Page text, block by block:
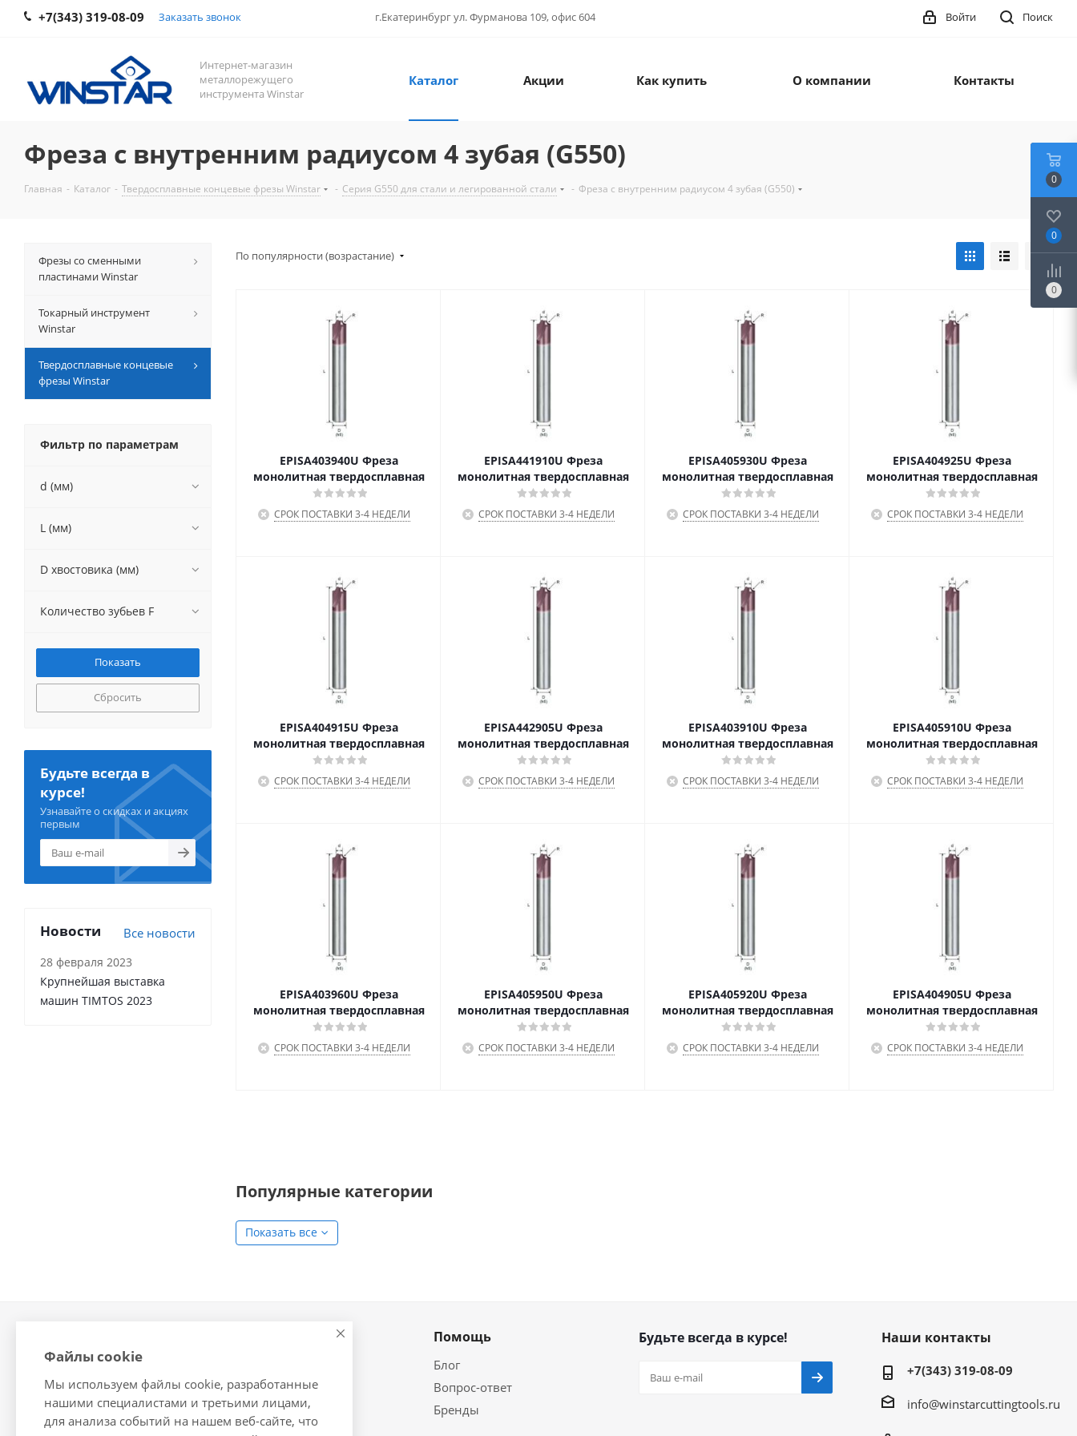
+7(343) 319-08-09 Заказать звонок г.Екатеринбург ул. Фурманова 109, офис 604 Поиск
Войти
Интернет-магазин
металлорежущего
инструмента Winstar
Каталог Акции Как купить О компании Контакты
Фреза с внутренним радиусом 4 зубая (G550)
Главная - Каталог - Твердосплавные концевые фрезы Winstar - Серия G550 для стали и легированной стали - Фреза с внутренним радиусом 4 зубая (G550)
По популярности (возрастание)
EPISA403940U Фреза
монолитная твердосплавная
СРОК ПОСТАВКИ 3-4 НЕДЕЛИ
EPISA441910U Фреза
монолитная твердосплавная
СРОК ПОСТАВКИ 3-4 НЕДЕЛИ
EPISA405930U Фреза
монолитная твердосплавная
СРОК ПОСТАВКИ 3-4 НЕДЕЛИ
EPISA404925U Фреза
монолитная твердосплавная
СРОК ПОСТАВКИ 3-4 НЕДЕЛИ
EPISA404915U Фреза
монолитная твердосплавная
СРОК ПОСТАВКИ 3-4 НЕДЕЛИ
EPISA442905U Фреза
монолитная твердосплавная
СРОК ПОСТАВКИ 3-4 НЕДЕЛИ
EPISA403910U Фреза
монолитная твердосплавная
СРОК ПОСТАВКИ 3-4 НЕДЕЛИ
EPISA405910U Фреза
монолитная твердосплавная
СРОК ПОСТАВКИ 3-4 НЕДЕЛИ
EPISA403960U Фреза
монолитная твердосплавная
СРОК ПОСТАВКИ 3-4 НЕДЕЛИ
EPISA405950U Фреза
монолитная твердосплавная
СРОК ПОСТАВКИ 3-4 НЕДЕЛИ
EPISA405920U Фреза
монолитная твердосплавная
СРОК ПОСТАВКИ 3-4 НЕДЕЛИ
EPISA404905U Фреза
монолитная твердосплавная
СРОК ПОСТАВКИ 3-4 НЕДЕЛИ
Популярные категории
Показать все
Фрезы со сменными
пластинами Winstar
Токарный инструмент
Winstar
Твердосплавные концевые
фрезы Winstar
Фильтр по параметрам
d (мм)
L (мм)
D хвостовика (мм)
Количество зубьев F
Сбросить
Будьте всегда в
курсе!
Узнавайте о скидках и акциях
первым
Новости Все новости
28 февраля 2023
Крупнейшая выставка
машин TIMTOS 2023
О компании
Новости
Сотрудники
Вакансии
Условия оплаты
Условия доставки
Гарантия на товар
Помощь
Блог
Вопрос-ответ
Бренды
Будьте всегда в курсе! Наши контакты
+7(343) 319-08-09
info@winstarcuttingtools.ru
0
0
0
Файлы cookie
Мы используем файлы cookie, разработанные
нашими специалистами и третьими лицами,
для анализа событий на нашем веб-сайте, что